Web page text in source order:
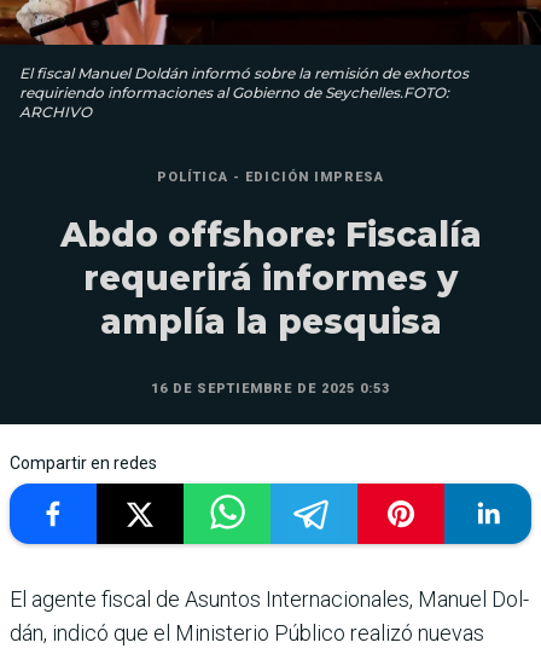
El fiscal Manuel Doldán informó sobre la remisión de exhortos
requiriendo informaciones al Gobierno de Seychelles.FOTO:
ARCHIVO
POLÍTICA - EDICIÓN IMPRESA
Abdo offshore: Fiscalía
requerirá informes y
amplía la pesquisa
16 DE SEPTIEMBRE DE 2025 0:53
Compartir en redes
El agente fiscal de Asuntos Internacio­nales, Manuel Dol­
dán, indicó que el Ministe­rio Público realizó nuevas